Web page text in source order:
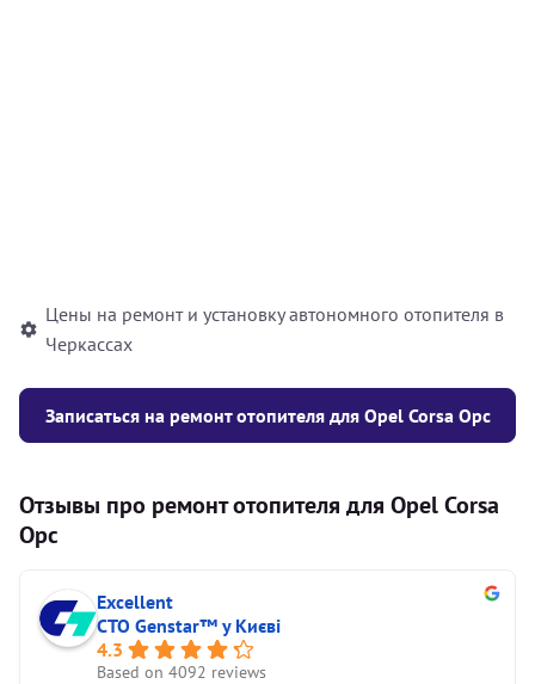
Цены на ремонт и установку автономного отопителя в
Черкассах
Записаться на ремонт отопителя для Opel Corsa Opc
Отзывы про ремонт отопителя для Opel Corsa
Opc
Excellent
СТО Genstar™ у Києві
4.3
Based on 4092 reviews